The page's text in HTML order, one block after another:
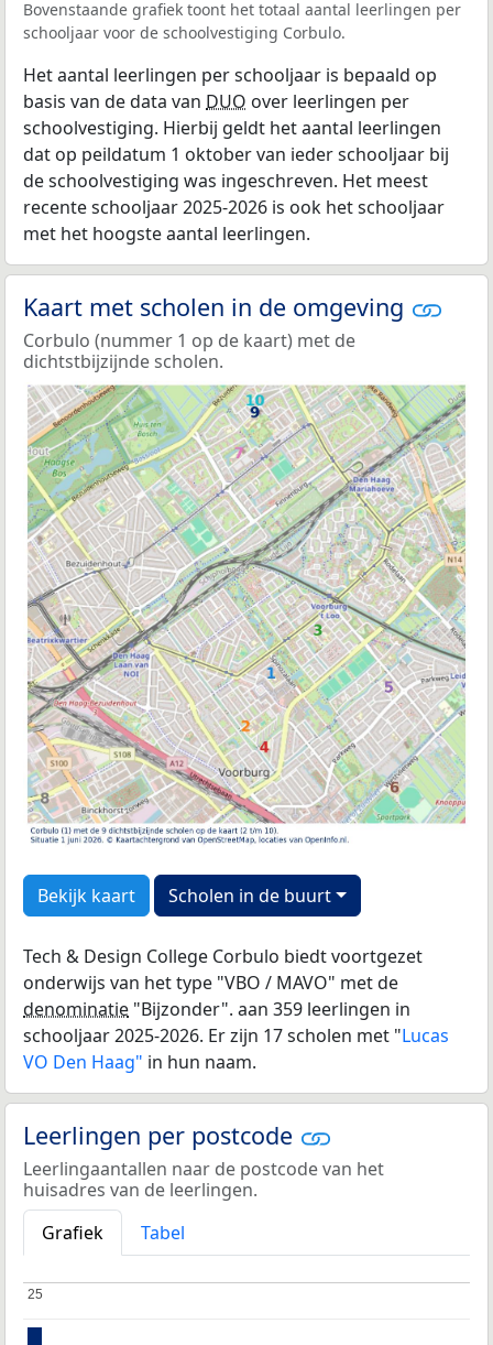
Bovenstaande grafiek toont het totaal aantal leerlingen per
schooljaar voor de schoolvestiging Corbulo.
Het aantal leerlingen per schooljaar is bepaald op
basis van de data van DUO over leerlingen per
schoolvestiging. Hierbij geldt het aantal leerlingen
dat op peildatum 1 oktober van ieder schooljaar bij
de schoolvestiging was ingeschreven. Het meest
recente schooljaar 2025-2026 is ook het schooljaar
met het hoogste aantal leerlingen.
Kaart met scholen in de omgeving
Corbulo (nummer 1 op de kaart) met de
dichtstbijzijnde scholen.
Bekijk kaart Scholen in de buurt
Tech & Design College Corbulo biedt voortgezet
onderwijs van het type "VBO / MAVO" met de
denominatie "Bijzonder". aan 359 leerlingen in
schooljaar 2025-2026. Er zijn 17 scholen met "Lucas
VO Den Haag" in hun naam.
Leerlingen per postcode
Leerlingaantallen naar de postcode van het
huisadres van de leerlingen.
Grafiek
Tabel
25
25